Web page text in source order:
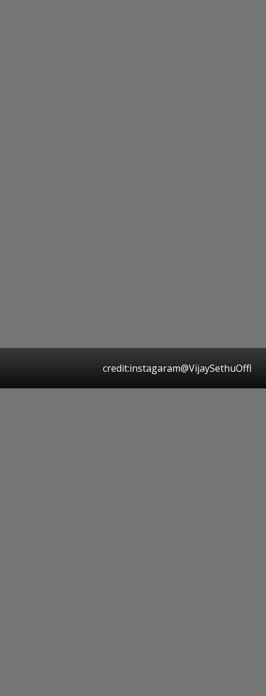
credit:instagaram@VijaySethuOffl